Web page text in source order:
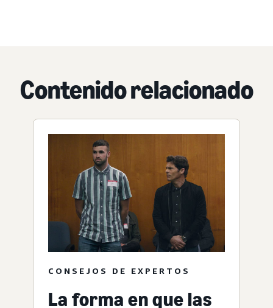
Contenido relacionado
CONSEJOS DE EXPERTOS
La forma en que las